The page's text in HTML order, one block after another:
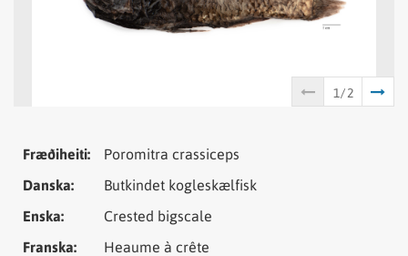
Tungumál Samheiti
Fræðiheiti:
Poromitra crassiceps
Danska:
Butkindet kogleskælfisk
Enska:
Crested bigscale
Franska:
Heaume à crête